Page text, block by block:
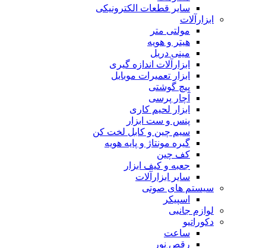
سایر قطعات الکترونیکی
ابزارآلات
مولتی متر
هیتر و هویه
مینی دریل
ابزارآلات اندازه گیری
ابزار تعمیرات موبایل
پیچ گوشتی
آچار پرسی
ابزار لحیم کاری
پنس و ست ابزار
سیم چین و کابل لخت کن
گیره مونتاژ و پایه هویه
کف چین
جعبه و کیف ابزار
سایر ابزارآلات
سیستم های صوتی
اسپیکر
لوازم جانبی
دکوراتیو
ساعت
رقص نور